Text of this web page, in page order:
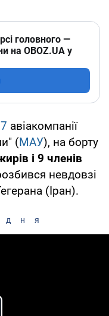
головного —
на OBOZ.UA у
авіакомпанії
(МАУ), на борту
і 9 членів
невдовзі
(Іран).
дня